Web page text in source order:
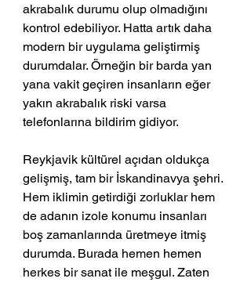
akrabalık durumu olup olmadığını
kontrol edebiliyor. Hatta artık daha
modern bir uygulama geliştirmiş
durumdalar. Örneğin bir barda yan
yana vakit geçiren insanların eğer
yakın akrabalık riski varsa
telefonlarına bildirim gidiyor.
Reykjavik kültürel açıdan oldukça
gelişmiş, tam bir İskandinavya şehri.
Hem iklimin getirdiği zorluklar hem
de adanın izole konumu insanları
boş zamanlarında üretmeye itmiş
durumda. Burada hemen hemen
herkes bir sanat ile meşgul. Zaten